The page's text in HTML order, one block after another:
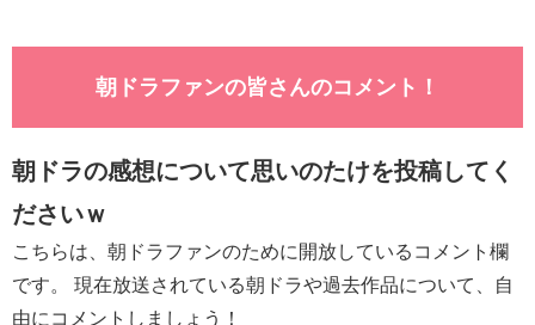
朝ドラファンの皆さんのコメント！
朝ドラの感想について思いのたけを投稿してく
ださいｗ
こちらは、朝ドラファンのために開放しているコメント欄
です。 現在放送されている朝ドラや過去作品について、自
由にコメントしましょう！